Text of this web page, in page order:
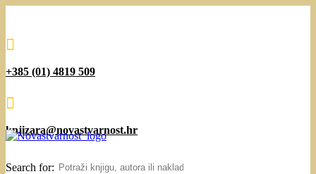

+385 (01) 4819 509

knjizara@novastvarnost.hr
Search for: